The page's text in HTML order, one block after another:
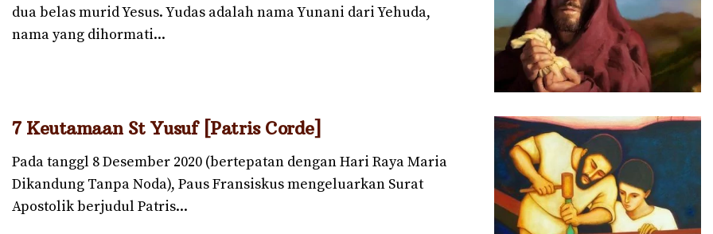
dua belas murid Yesus. Yudas adalah nama Yunani dari Yehuda,
nama yang dihormati...
7 Keutamaan St Yusuf [Patris Corde]
Pada tanggl 8 Desember 2020 (bertepatan dengan Hari Raya Maria
Dikandung Tanpa Noda), Paus Fransiskus mengeluarkan Surat
Apostolik berjudul Patris...